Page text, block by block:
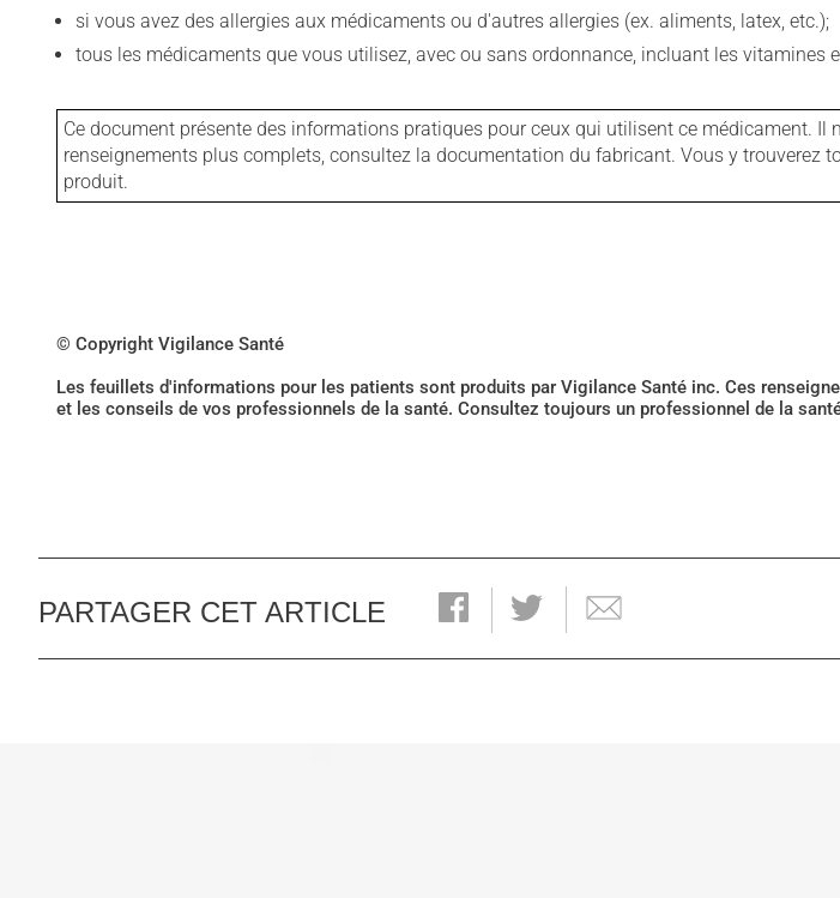
si vous avez des allergies aux médicaments ou d'autres allergies (ex. aliments, latex, etc.);
tous les médicaments que vous utilisez, avec ou sans ordonnance, incluant les vitamines
Ce document présente des informations pratiques pour ceux qui utilisent ce médicament.
renseignements plus complets, consultez la documentation du fabricant. Vous y trouverez
produit.
© Copyright Vigilance Santé
Les feuillets d'informations pour les patients sont produits par Vigilance Santé inc. Ces
et les conseils de vos professionnels de la santé. Consultez toujours un professionnel de la
PARTAGER CET ARTICLE